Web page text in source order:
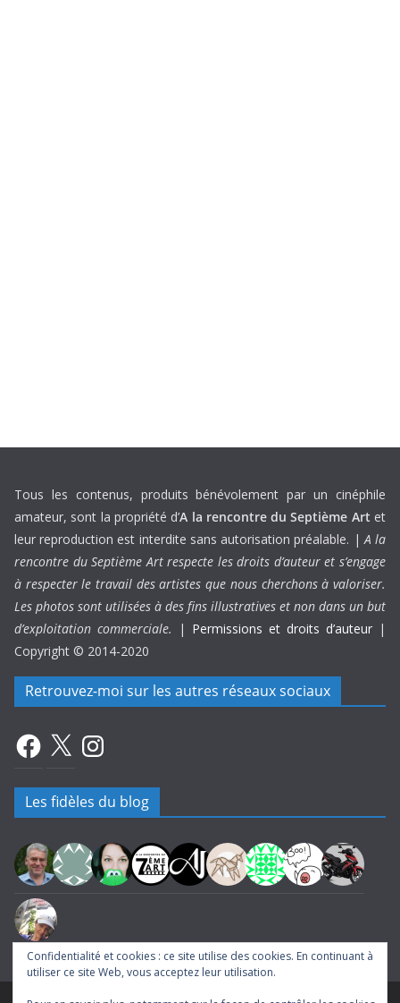
Tous les contenus, produits bénévolement par un cinéphile
amateur, sont la propriété d’A la rencontre du Septième Art et
leur reproduction est interdite sans autorisation préalable. |A la
rencontre du Septième Art respecte les droits d’auteur et s’engage
à respecter le travail des artistes que nous cherchons à valoriser.
Les photos sont utilisées à des fins illustratives et non dans un but
d’exploitation commerciale.
| Permissions et droits d’auteur |
Copyright © 2014-2020
Retrouvez-moi sur les autres réseaux sociaux
Facebook
X Instagram
Confidentialité et cookies : ce site utilise des cookies. En continuant à
utiliser ce site Web, vous acceptez leur utilisation.
Les fidèles du blog